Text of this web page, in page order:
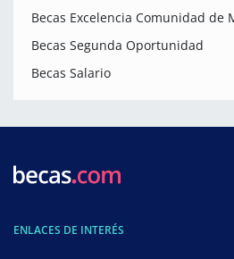
Becas Excelencia Comunidad de
Becas Segunda Oportunidad
Becas Salario
ENLACES DE INTERÉS